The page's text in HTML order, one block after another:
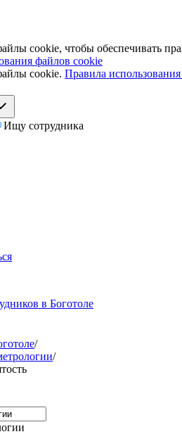
cookie, чтобы обеспечивать
файлов cookie
cookie. Правила
Ищу сотрудника
в Боготоле
/
/